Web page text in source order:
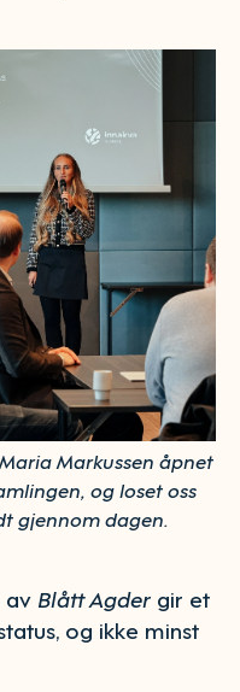
Markussen åpnet
og loset oss
gjennom dagen.
av Blått Agder gir et
og ikke minst